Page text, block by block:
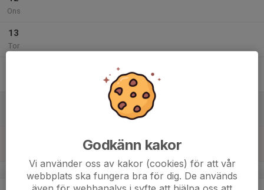
Ons
13
Tor
v.8
Godkänn kakor
Vi använder oss av kakor (cookies) för att vår
webbplats ska fungera bra för dig. De används